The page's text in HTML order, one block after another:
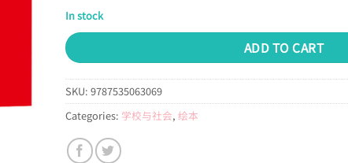
In stock
ADD TO CART
SKU: 9787535063069
Categories: 学校与社会, 绘本